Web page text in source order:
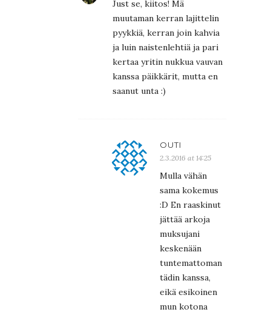
Just se, kiitos! Mä
muutaman kerran lajittelin
pyykkiä, kerran join kahvia
ja luin naistenlehtiä ja pari
kertaa yritin nukkua vauvan
kanssa päikkärit, mutta en
saanut unta :)
OUTI
2.3.2016 at 14:25
Mulla vähän
sama kokemus
:D En raaskinut
jättää arkoja
muksujani
keskenään
tuntemattoman
tädin kanssa,
eikä esikoinen
mun kotona